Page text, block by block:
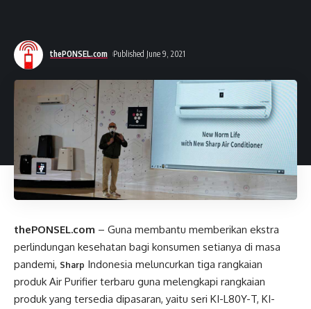
thePONSEL.com Published June 9, 2021
thePONSEL.com – Guna membantu memberikan ekstra
perlindungan kesehatan bagi konsumen setianya di masa
pandemi, Sharp Indonesia meluncurkan tiga rangkaian
produk Air Purifier terbaru guna melengkapi rangkaian
produk yang tersedia dipasaran, yaitu seri KI-L80Y-T, KI-